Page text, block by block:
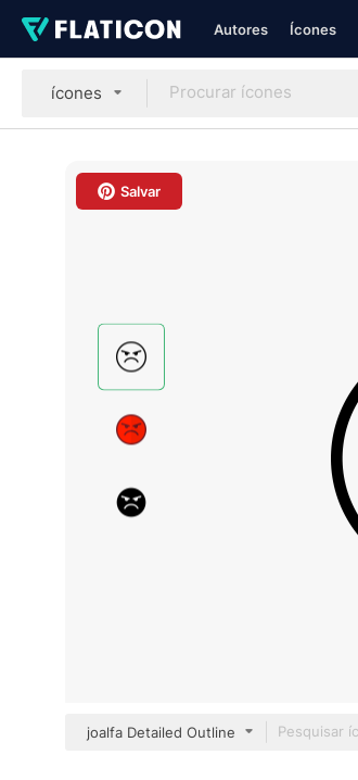
Autores Ícones
ícones
Salvar
joalfa Detailed Outline